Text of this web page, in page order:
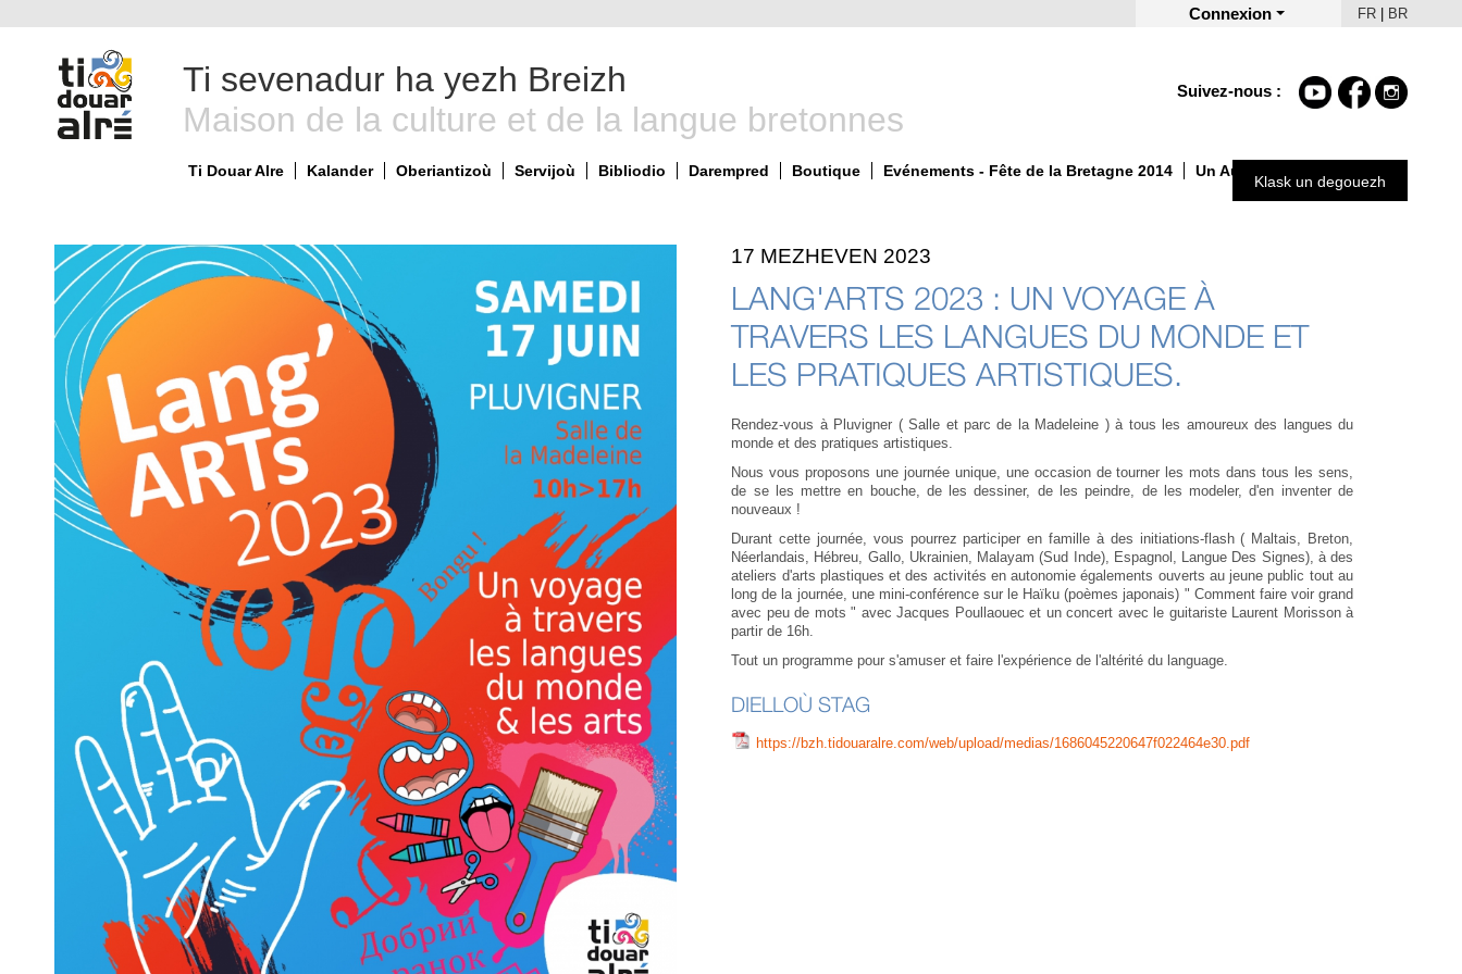
Connexion FR BR
Suivez-nous :
Ti sevenadur ha yezh Breizh
Maison de la culture et de la langue bretonnes
Ti Douar Alre Kalander Oberiantizoù Servijoù Bibliodio Darempred Boutique Evénements - Fête de la Bretagne 2014 Un Automne autrement 2025
Klask un degouezh
17 MEZHEVEN 2023
LANG'ARTS 2023 : UN VOYAGE À
TRAVERS LES LANGUES DU MONDE ET
LES PRATIQUES ARTISTIQUES.
Rendez-vous à Pluvigner ( Salle et parc de la Madeleine ) à tous les amoureux des langues du
monde et des pratiques artistiques.
Nous vous proposons une journée unique, une occasion de tourner les mots dans tous les sens,
de se les mettre en bouche, de les dessiner, de les peindre, de les modeler, d'en inventer de
nouveaux !
Durant cette journée, vous pourrez participer en famille à des initiations-flash ( Maltais, Breton,
Néerlandais, Hébreu, Gallo, Ukrainien, Malayam (Sud Inde), Espagnol, Langue Des Signes), à des
ateliers d'arts plastiques et des activités en autonomie égalements ouverts au jeune public tout au
long de la journée, une mini-conférence sur le Haïku (poèmes japonais) " Comment faire voir grand
avec peu de mots " avec Jacques Poullaouec et un concert avec le guitariste Laurent Morisson à
partir de 16h.
Tout un programme pour s'amuser et faire l'expérience de l'altérité du language.
DIELLOÙ STAG
https://bzh.tidouaralre.com/web/upload/medias/1686045220647f022464e30.pdf